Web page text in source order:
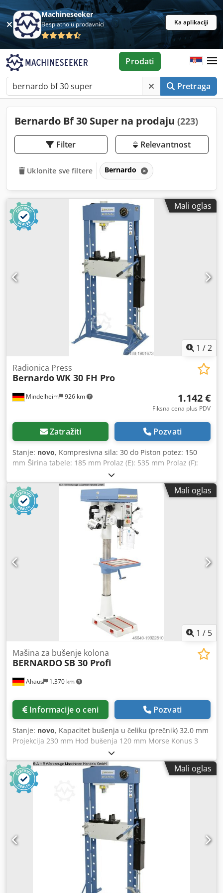
Machineseeker
Besplatno u prodavnici Ka aplikaciji
Pretraga
Prodati
Bernardo Bf 30 Super na prodaju (223)
Filter Relevantnost
Uklonite sve filtere Bernardo
Mali oglas
1 /2
Mindelheim 926 km
Radionica Press
BernardoWK 30 FH Pro
1.142 €
Fiksna cena plus PDV
Zatražiti Pozvati
Stanje: novo, Kompresivna sila: 30 do Piston potez: 150
mm Širina tabele: 185 mm Prolaz (E): 535 mm Prolaz (F):
140 mm Udaljeni cilindar do stola (F1): 40 mm Udaljeni
cilindar - tabela (F2): 1100 mm Cylinder movable (M): 200
mm Širina (A): 800 mm Crodpeb Ibdlsfx Aavef Dubina (W):
700 mm Visina 1 (C):1770 mm Visina 2 (D): 1800 mm Težina:
oko 168 kg Opremu: - Dve podesive brzine za isporuku
klipova hidrauličnom pumpom - Radionice visokih
performansi prese za zanatske i popravke - Optimalan
odnos cene i performansi zbog racionalnog dizajna -
Standardna pedala za stopala ostavlja slobodne ruke za
radni deo - Povećan opseg aplikacija zbog opcionalno
dostupnog skupa mandrel pritiska (10 računara). - Cilindar
klipova - Zavareni čelični ram za visok stres i visoku
stabilnost - Svestrana upotreba zbog cilindra pritiska koji
se može pomerati levo i desno
Mali oglas
1 / 5
Ahaus 1.370 km
Mašina za bušenje kolona
BERNARDOSB 30 Profi
Informacije o ceni Pozvati
Stanje: novo, Kapacitet bušenja u čeliku (prečnik) 32.0 mm
Projekcija 230 mm Hod bušenja 120 mm Morse Konus 3
MK Tabela: 400k320 mm obrtaja 105 - 1725 rpm Ukupna
potreba za snagom 1,2 kV Težina 245 kg Dimenzije LV
470k810k1710 mm Opremu: - Kompaktna, stabilna livenog
gvožđa konstrukcija u modernom dizajnu - Stepless
kontrola brzine Csdpfx Aaow U U N Iovorf - Podesite brzinu
se čita preko digitalnog displeja - Podešavanje visine
tabele preko stalak i ručicom - Smeru kazaljke na satu i
suprotnom smeru kazaljke na satu rotacije pera za
threading - 2-stepeni motor visokog obrtnog momenta,
opseg brzina od 105 - 1725 o / min - Osnovna ploča sa T-
slotovima za stezanje visokih radnih predmeta - Sigurnosni
prekidač sa podnaponskim okidačem - Vreteno radi u
preciznim kugličnim ležajevima Obim isporuke - Kaseta
glava 1 - 13 mm / V 16 - Bušilica trn trn MK 3 / B 16 -
Mali oglas